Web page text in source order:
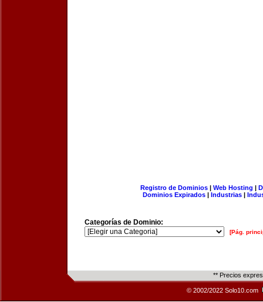
Registro de Dominios| Web Hosting |
Dominios Expirados | Industrias |
Categorías de Dominio:
[Pág.
** Precios
© 2002/2022 Solo10.com